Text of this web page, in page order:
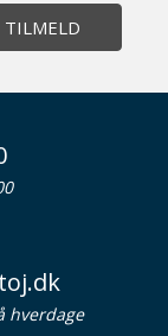
TILMELD
hverdage